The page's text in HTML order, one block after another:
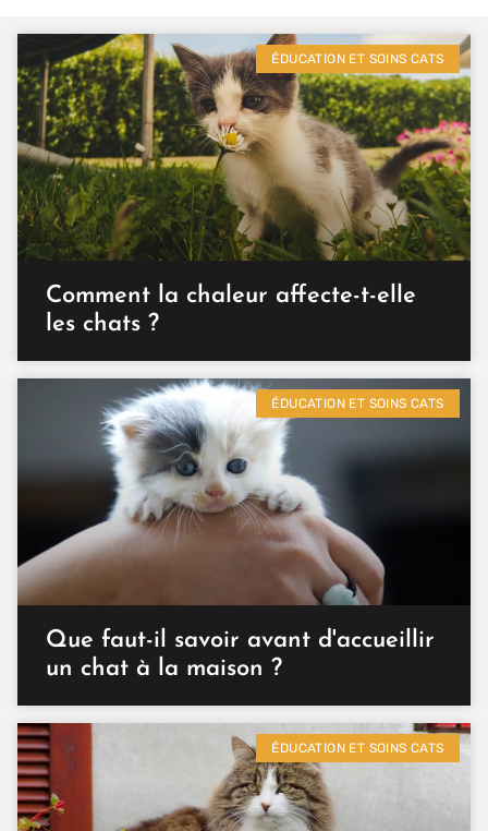
ÉDUCATION ET SOINS CATS
Comment la chaleur affecte-t-elle
les chats ?
ÉDUCATION ET SOINS CATS
Que faut-il savoir avant d'accueillir
un chat à la maison ?
ÉDUCATION ET SOINS CATS